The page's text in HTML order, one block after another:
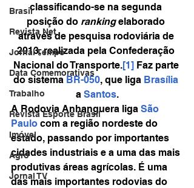
Brasil
Revista Net
Jornal Tempo
Data Comemorativas
Trabalho
Revista Esporte Brasil
Imóvel
Agro
Jornal TV
classificando-se na segunda
posição do ranking elaborado
através de pesquisa rodoviária de
2013, realizada pela Confederação
Nacional do Transporte.[1] Faz parte
do sistema BR-050, que liga Brasília
a Santos.
A Rodovia Anhanguera liga São
Paulo com a região nordeste do
estado, passando por importantes
cidades industriais e a uma das mais
produtivas áreas agrícolas. É uma
das mais importantes rodovias do